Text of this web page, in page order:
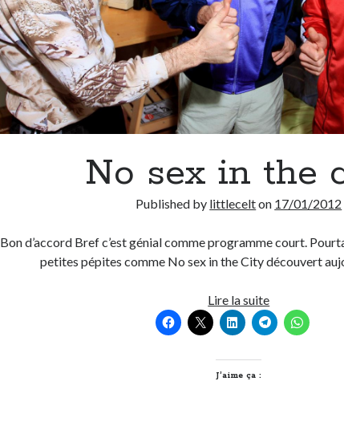
No sex in the
Published by littlecelton 17/01/2012
Bon d’accord Bref c’est génial comme programme court.
petites pépites comme No sex in the City découvert
Lire la suiteNo
sex
in
J’aime ça :